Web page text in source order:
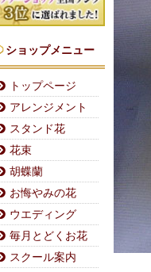
ショップメニュー
トップページ
アレンジメント
スタンド花
花束
胡蝶蘭
お悔やみの花
ウエディング
毎月とどくお花
スクール案内